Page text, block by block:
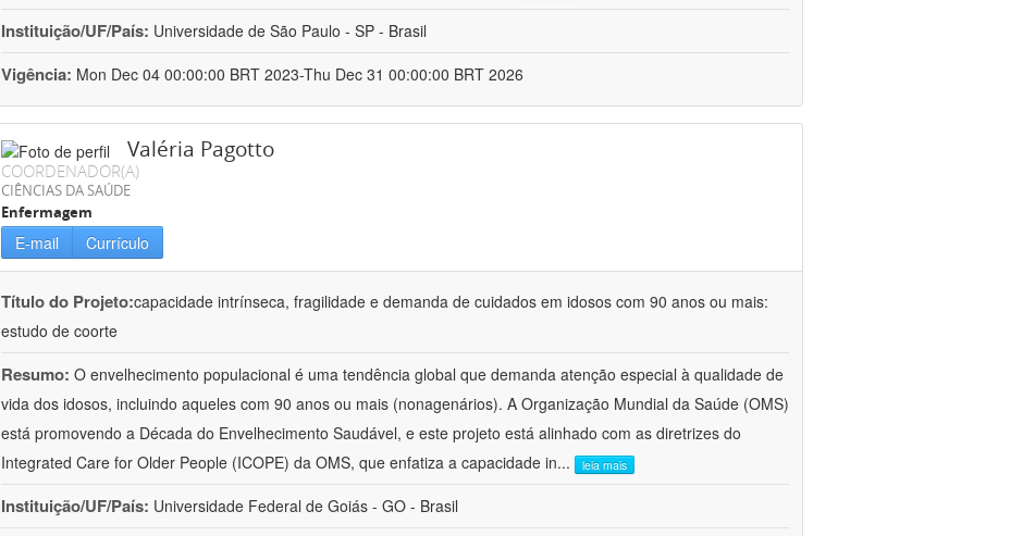
Instituição/UF/País: Universidade de São Paulo - SP - Brasil
Vigência: Mon Dec 04 00:00:00 BRT 2023-Thu Dec 31 00:00:00 BRT 2026
Valéria Pagotto
COORDENADOR(A)
CIÊNCIAS DA SAÚDE
Enfermagem
E-mail Currículo
Título do Projeto:capacidade intrínseca, fragilidade e demanda de cuidados em idosos com 90 anos ou mais:
estudo de coorte
Resumo: O envelhecimento populacional é uma tendência global que demanda atenção especial à qualidade de
vida dos idosos, incluindo aqueles com 90 anos ou mais (nonagenários). A Organização Mundial da Saúde (OMS)
está promovendo a Década do Envelhecimento Saudável, e este projeto está alinhado com as diretrizes do
Integrated Care for Older People (ICOPE) da OMS, que enfatiza a capacidade in... leia mais
Instituição/UF/País: Universidade Federal de Goiás - GO - Brasil